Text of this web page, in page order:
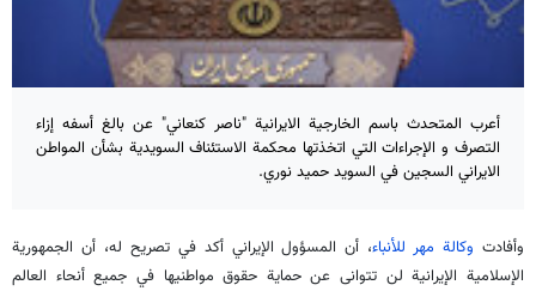
أعرب المتحدث باسم الخارجية الايرانية "ناصر كنعاني" عن بالغ أسفه إزاء
التصرف و الإجراءات التي اتخذتها محكمة الاستئناف السويدية بشأن المواطن
الايراني السجين في السويد حميد نوري.
وأفادت وكالة مهر للأنباء، أن المسؤول الإيراني أكد في تصريح له، أن الجمهورية
الإسلامية الإيرانية لن تتوانى عن حماية حقوق مواطنيها في جميع أنحاء العالم